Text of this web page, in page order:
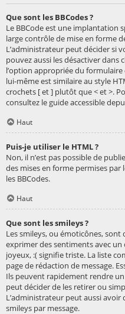
Que sont les BBCodes ?
Le BBCode est une implantation
large contrôle de mise en forme
L’administrateur peut décider si
pouvez aussi les désactiver dans
l’option appropriée du formulaire
lui-même est similaire au style
crochets [ et ] plutôt que < et >.
consultez le guide accessible
Haut
Puis-je utiliser le HTML ?
Non, il n’est pas possible de
des mises en forme permises
les BBCodes.
Haut
Que sont les smileys ?
Les smileys, ou émoticônes,
exprimer des sentiments avec un
joyeux, :( signifie triste. La liste
page de rédaction de message.
Ils peuvent rapidement rendre
peut décider de les retirer ou
L’administrateur peut aussi
smileys par message.